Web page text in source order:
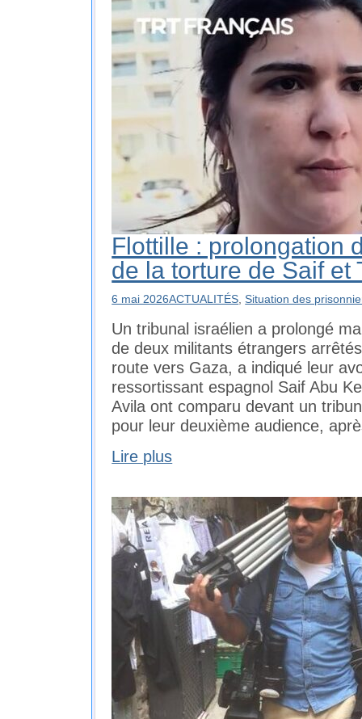
Flottille : prolongation
de la torture de Saif et
6 mai 2026ACTUALITÉS,Situation des
Un tribunal israélien a prolongé
de deux militants étrangers
route vers Gaza, a indiqué leur
ressortissant espagnol Saif Abu
Avila ont comparu devant un
pour leur deuxième audience,
Lire plus